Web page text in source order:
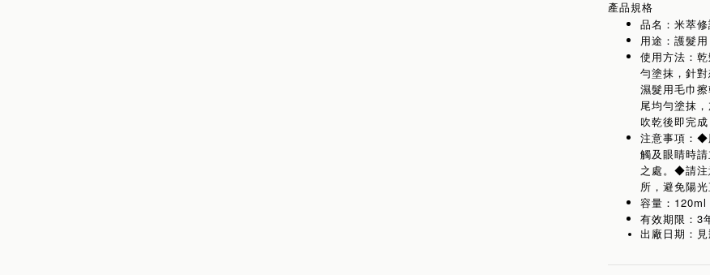
產品規格
品名：米萃
用途：護髮用
使用方法：
勻塗抹，針對
濕髮用毛巾
尾均勻塗抹
吹乾後即完成
注意事項：◆
觸及眼睛時
之處。◆請注
所，避免陽光
容量：120ml
有效期限：3
出廠日期：見